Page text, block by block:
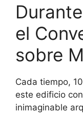
el
sobre
Cada tiempo,
este edificio
inimaginable